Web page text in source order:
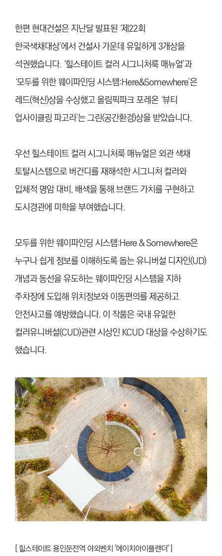
한편 현대건설은 지난달 발표된 ‘제22회
한국색채대상’에서 건설사 가운데 유일하게 3개상을
석권했습니다. ‘힐스테이트 컬러 시그니처룩 매뉴얼’과
‘모두를 위한 웨이파인딩 시스템:Here&Somewhere’은
레드(혁신)상을 수상했고 올림픽파크 포레온 ‘뷰티
업사이클링 파고라’는 그린(공간환경)상을 받았습니다.
우선 힐스테이트 컬러 시그니처룩 매뉴얼은 외관 색채
토탈시스템으로 버건디를 재해석한 시그니처 컬러와
입체적 명암 대비, 배색을 통해 브랜드 가치를 구현하고
도시경관에 미학을 부여했습니다.
모두를 위한 웨이파인딩 시스템:Here & Somewhere은
누구나 쉽게 정보를 이해하도록 돕는 유니버설 디자인(UD)
개념과 동선을 유도하는 웨이파인딩 시스템을 지하
주차장에 도입해 위치정보와 이동편의를 제공하고
안전사고를 예방했습니다. 이 작품은 국내 유일한
컬러유니버설(CUD)관련 시상인 KCUD 대상을 수상하기도
했습니다.
[힐스테이트 용인둔전역 야외벤치 '에이치아이플랜더' ]